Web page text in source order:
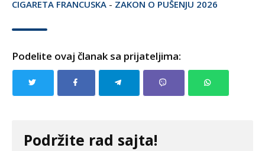
CIGARETA FRANCUSKA - ZAKON O PUŠENJU 2026
Podelite ovaj članak sa prijateljima:
Podržite rad sajta!